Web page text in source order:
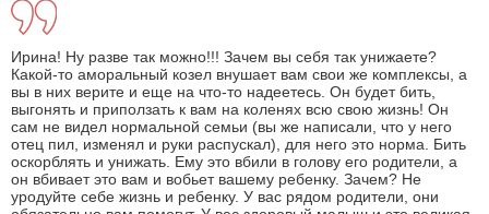
Ирина! Ну разве так можно!!! Зачем вы себя так унижаете?
Какой-то аморальный козел внушает вам свои же комплексы, а
вы в них верите и еще на что-то надеетесь. Он будет бить,
выгонять и приползать к вам на коленях всю свою жизнь! Он
сам не видел нормальной семьи (вы же написали, что у него
отец пил, изменял и руки распускал), для него это норма. Бить
оскорблять и унижать. Ему это вбили в голову его родители, а
он вбивает это вам и вобьет вашему ребенку. Зачем? Не
уродуйте себе жизнь и ребенку. У вас рядом родители, они